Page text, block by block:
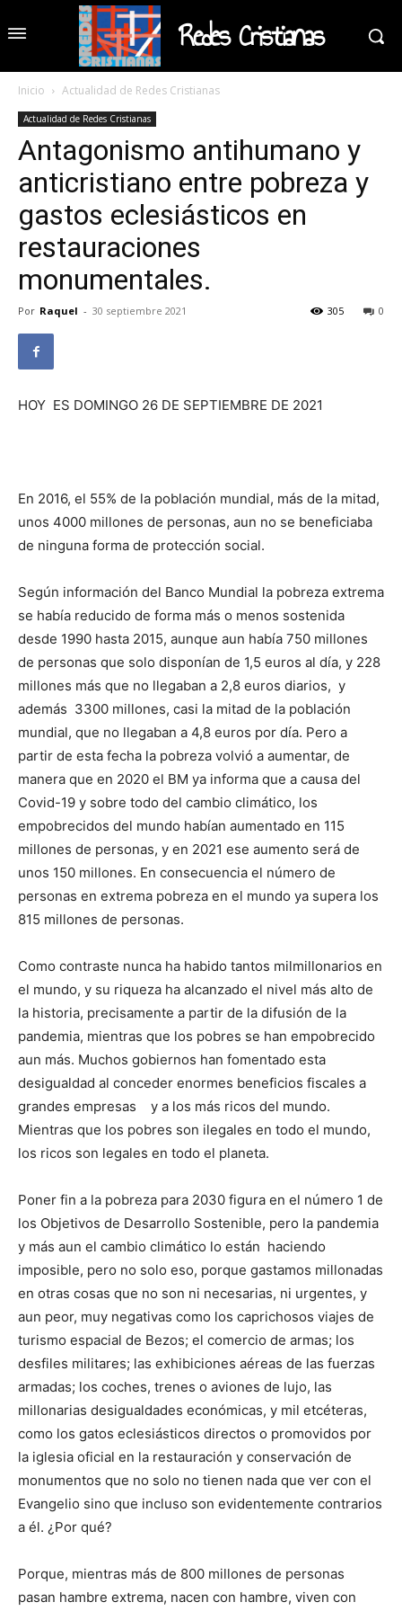
Redes Cristianas
Inicio Actualidad de Redes Cristianas
Actualidad de Redes Cristianas
Antagonismo antihumano y
anticristiano entre pobreza y
gastos eclesiásticos en
restauraciones
monumentales.
Por Raquel - 30 septiembre 2021 0
305
HOY ES DOMINGO 26 DE SEPTIEMBRE DE 2021
En 2016, el 55% de la población mundial, más de la mitad,
unos 4000 millones de personas, aun no se beneficiaba
de ninguna forma de protección social.
Según información del Banco Mundial la pobreza extrema
se había reducido de forma más o menos sostenida
desde 1990 hasta 2015, aunque aun había 750 millones
de personas que solo disponían de 1,5 euros al día, y 228
millones más que no llegaban a 2,8 euros diarios, y
además 3300 millones, casi la mitad de la población
mundial, que no llegaban a 4,8 euros por día. Pero a
partir de esta fecha la pobreza volvió a aumentar, de
manera que en 2020 el BM ya informa que a causa del
Covid-19 y sobre todo del cambio climático, los
empobrecidos del mundo habían aumentado en 115
millones de personas, y en 2021 ese aumento será de
unos 150 millones. En consecuencia el número de
personas en extrema pobreza en el mundo ya supera los
815 millones de personas.
Como contraste nunca ha habido tantos milmillonarios en
el mundo, y su riqueza ha alcanzado el nivel más alto de
la historia, precisamente a partir de la difusión de la
pandemia, mientras que los pobres se han empobrecido
aun más. Muchos gobiernos han fomentado esta
desigualdad al conceder enormes beneficios fiscales a
grandes empresas y a los más ricos del mundo.
Mientras que los pobres son ilegales en todo el mundo,
los ricos son legales en todo el planeta.
Poner fin a la pobreza para 2030 figura en el número 1 de
los Objetivos de Desarrollo Sostenible, pero la pandemia
y más aun el cambio climático lo están haciendo
imposible, pero no solo eso, porque gastamos millonadas
en otras cosas que no son ni necesarias, ni urgentes, y
aun peor, muy negativas como los caprichosos viajes de
turismo espacial de Bezos; el comercio de armas; los
desfiles militares; las exhibiciones aéreas de las fuerzas
armadas; los coches, trenes o aviones de lujo, las
millonarias desigualdades económicas, y mil etcéteras,
como los gatos eclesiásticos directos o promovidos por
la iglesia oficial en la restauración y conservación de
monumentos que no solo no tienen nada que ver con el
Evangelio sino que incluso son evidentemente contrarios
a él. ¿Por qué?
Porque, mientras más de 800 millones de personas
pasan hambre extrema, nacen con hambre, viven con